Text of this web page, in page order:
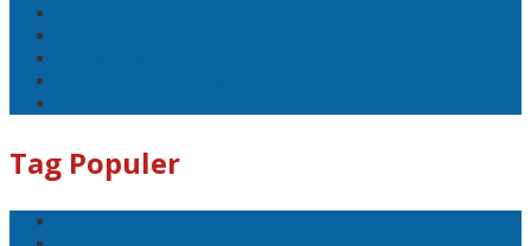
Tag Populer